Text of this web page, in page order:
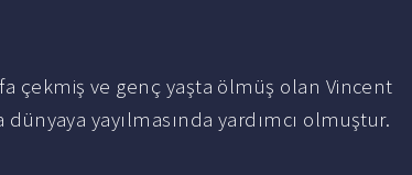
çekmiş ve genç yaşta ölmüş olan Vincent
yayılmasında yardımcı olmuştur.